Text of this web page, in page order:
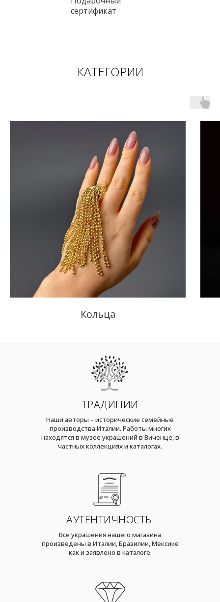
сертификат
КАТЕГОРИИ
Кольца
ТРАДИЦИИ
Наши авторы – исторические семейные
производства Италии. Работы многих
находятся в музее украшений в Виченце, в
частных коллекциях и каталогах.
АУТЕНТИЧНОСТЬ
Все украшения нашего магазина
произведены в Италии, Бразилии, Мексике
как и заявлено в каталоге.